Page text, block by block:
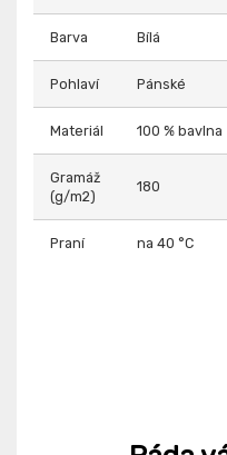
Barva Bílá
Pohlaví Pánské
Materiál 100 % bavlna
Gramáž
(g/m2)
180
Praní na 40 °C